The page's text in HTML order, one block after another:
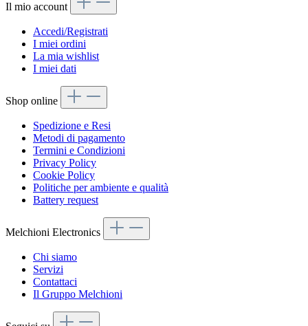
Il mio account
Accedi/Registrati
I miei ordini
La mia wishlist
I miei dati
Shop online
Spedizione e Resi
Metodi di pagamento
Termini e Condizioni
Privacy Policy
Cookie Policy
Politiche per ambiente e qualità
Battery request
Melchioni Electronics
Chi siamo
Servizi
Contattaci
Il Gruppo Melchioni